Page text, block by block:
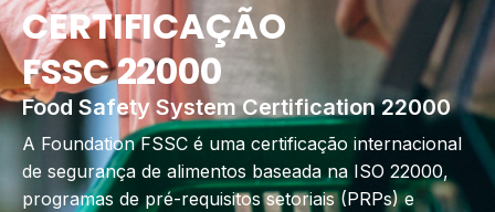
CERTIFICAÇÃO
FSSC 22000
Food Safety System Certification 22000
A Foundation FSSC é uma certificação internacional
de segurança de alimentos baseada na ISO 22000,
programas de pré-requisitos setoriais (PRPs) e